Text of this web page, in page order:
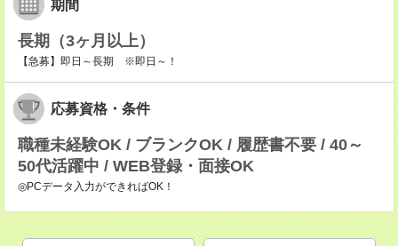
期間
長期（3ヶ月以上）
【急募】即日～長期 ※即日～！
応募資格・条件
職種未経験OK / ブランクOK / 履歴書不要 / 40～
50代活躍中 / WEB登録・面接OK
◎PCデータ入力ができればOK！